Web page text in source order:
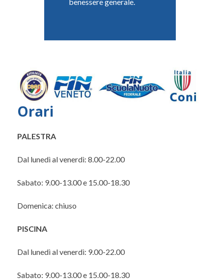
Orari
PALESTRA
Dal lunedì al venerdì: 8.00-22.00
Sabato: 9.00-13.00 e 15.00-18.30
Domenica: chiuso
PISCINA
Dal lunedì al venerdì: 9.00-22.00
Sabato: 9.00-13.00 e 15.00-18.30